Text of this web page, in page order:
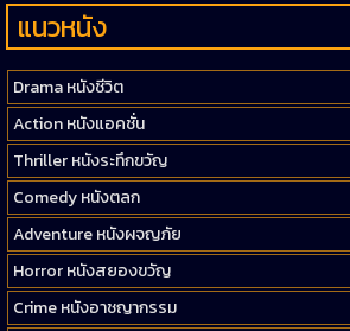
แนวหนัง
Drama หนังชีวิต
Action หนังแอคชั่น
Thriller หนังระทึกขวัญ
Comedy หนังตลก
Adventure หนังผจญภัย
Horror หนังสยองขวัญ
Crime หนังอาชญากรรม